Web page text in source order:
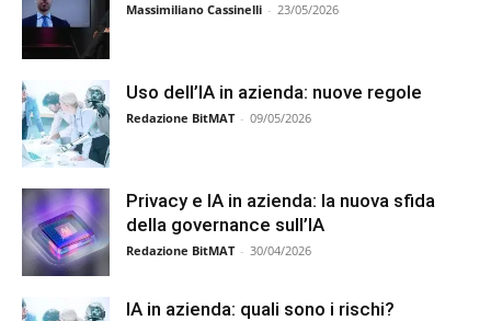
Massimiliano Cassinelli - 23/05/2026
Uso dell’IA in azienda: nuove regole
Redazione BitMAT - 09/05/2026
Privacy e IA in azienda: la nuova sfida
della governance sull’IA
Redazione BitMAT - 30/04/2026
IA in azienda: quali sono i rischi?